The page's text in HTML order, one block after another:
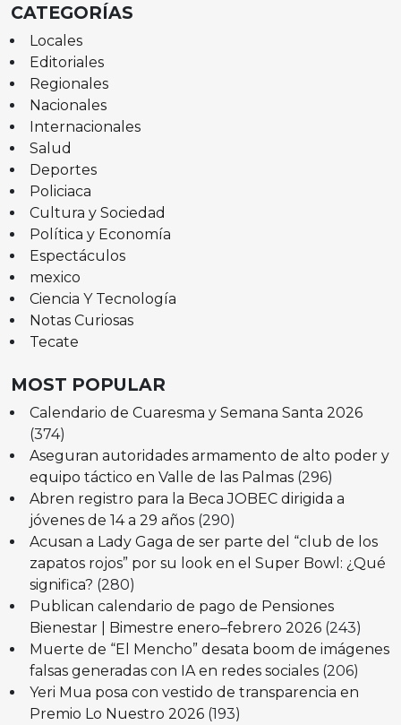
CATEGORÍAS
Locales
Editoriales
Regionales
Nacionales
Internacionales
Salud
Deportes
Policiaca
Cultura y Sociedad
Política y Economía
Espectáculos
mexico
Ciencia Y Tecnología
Notas Curiosas
Tecate
MOST POPULAR
Calendario de Cuaresma y Semana Santa 2026
(374)
Aseguran autoridades armamento de alto poder y
equipo táctico en Valle de las Palmas (296)
Abren registro para la Beca JOBEC dirigida a
jóvenes de 14 a 29 años (290)
Acusan a Lady Gaga de ser parte del “club de los
zapatos rojos” por su look en el Super Bowl: ¿Qué
significa? (280)
Publican calendario de pago de Pensiones
Bienestar | Bimestre enero–febrero 2026 (243)
Muerte de “El Mencho” desata boom de imágenes
falsas generadas con IA en redes sociales (206)
Yeri Mua posa con vestido de transparencia en
Premio Lo Nuestro 2026 (193)